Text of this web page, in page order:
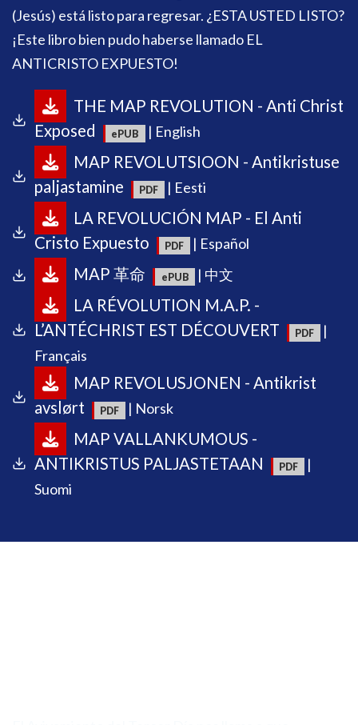
(Jesús) está listo para regresar. ¿ESTA USTED LISTO?
¡Este libro bien pudo haberse llamado EL
ANTICRISTO EXPUESTO!
THE MAP REVOLUTION - Anti Christ
Exposed
| English
MAP REVOLUTSIOON - Antikristuse
paljastamine
| Eesti
LA REVOLUCIÓN MAP - El Anti
Cristo Expuesto
| Español
MAP 革命 | 中文
LA RÉVOLUTION M.A.P. -
L’ANTÉCHRIST EST DÉCOUVERT
|
Français
MAP REVOLUSJONEN - Antikrist
avslørt
| Norsk
MAP VALLANKUMOUS -
ANTIKRISTUS PALJASTETAAN
|
Suomi